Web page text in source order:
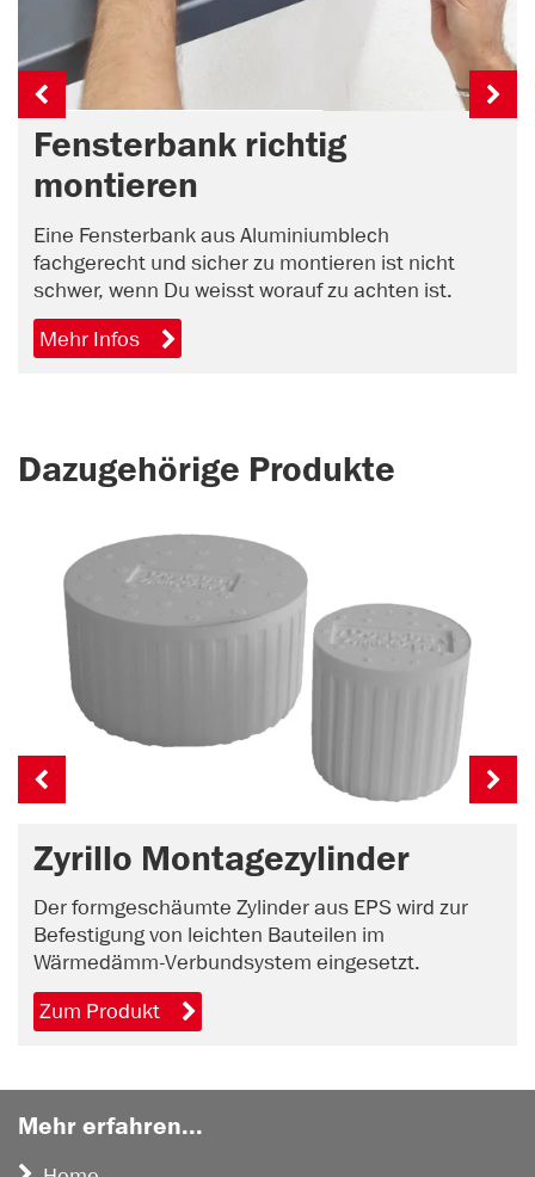
Fensterbank richtig
montieren
Eine Fensterbank aus Aluminiumblech
fachgerecht und sicher zu montieren ist nicht
schwer, wenn Du weisst worauf zu achten ist.
Mehr Infos
Dazugehörige Produkte
Zyrillo Montagezylinder
Der formgeschäumte Zylinder aus EPS wird zur
Befestigung von leichten Bauteilen im
Wärmedämm-Verbundsystem eingesetzt.
Zum Produkt
Mehr erfahren...